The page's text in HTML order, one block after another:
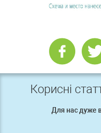
Корисні
Для нас дуже